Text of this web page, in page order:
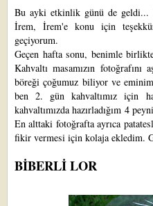
Bu ayki etkinlik günü de
İrem, İrem'e konu için
geçiyorum.
Geçen hafta sonu, benimle
Kahvaltı masamızın
böreği çoğumuz biliyor ve
ben 2. gün kahvaltımız için
kahvaltımızda hazırladığım 4
En alttaki fotoğrafta ayrıca
fikir vermesi için kolaja ekledim.
BİBERLİ LOR